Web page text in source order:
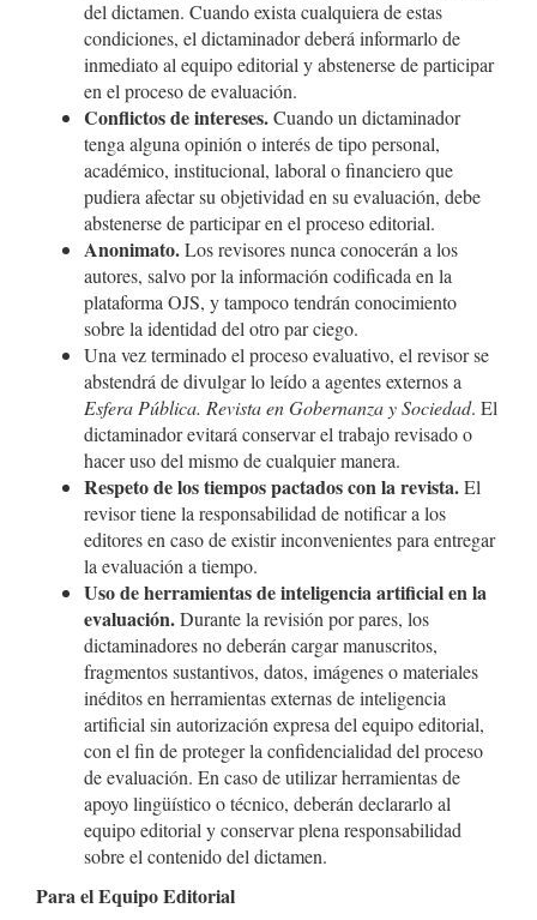
del dictamen. Cuando exista cualquiera de estas
condiciones, el dictaminador deberá informarlo de
inmediato al equipo editorial y abstenerse de participar
en el proceso de evaluación.
Conflictos de intereses.Cuando un dictaminador
tenga alguna opinión o interés de tipo personal,
académico, institucional, laboral o financiero que
pudiera afectar su objetividad en su evaluación, debe
abstenerse de participar en el proceso editorial.
Anonimato.Los revisores nunca conocerán a los
autores, salvo por la información codificada en la
plataforma OJS, y tampoco tendrán conocimiento
sobre la identidad del otro par ciego.
Una vez terminado el proceso evaluativo, el revisor se
abstendrá de divulgar lo leído a agentes externos a
Esfera Pública. Revista en Gobernanza y Sociedad. El
dictaminador evitará conservar el trabajo revisado o
hacer uso del mismo de cualquier manera.
Respeto de los tiempos pactados con la revista.El
revisor tiene la responsabilidad de notificar a los
editores en caso de existir inconvenientes para entregar
la evaluación a tiempo.
Uso de herramientas de inteligencia artificial en la
evaluación.Durante la revisión por pares, los
dictaminadores no deberán cargar manuscritos,
fragmentos sustantivos, datos, imágenes o materiales
inéditos en herramientas externas de inteligencia
artificial sin autorización expresa del equipo editorial,
con el fin de proteger la confidencialidad del proceso
de evaluación. En caso de utilizar herramientas de
apoyo lingüístico o técnico, deberán declararlo al
equipo editorial y conservar plena responsabilidad
sobre el contenido del dictamen.
Para el Equipo Editorial